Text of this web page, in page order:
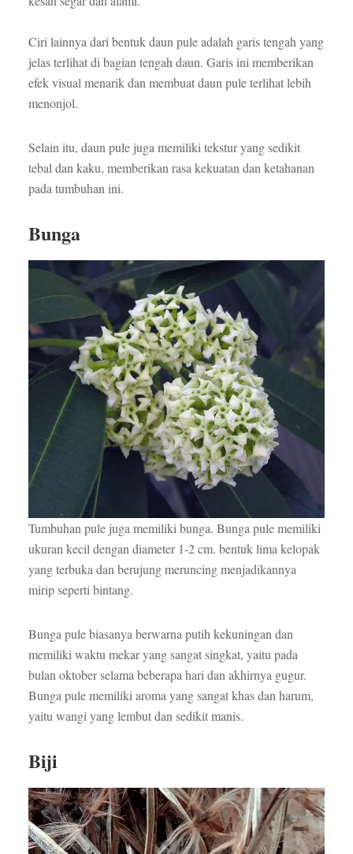
Ciri lainnya dari bentuk daun pule adalah garis tengah yang
jelas terlihat di bagian tengah daun. Garis ini memberikan
efek visual menarik dan membuat daun pule terlihat lebih
menonjol.
Selain itu, daun pule juga memiliki tekstur yang sedikit
tebal dan kaku, memberikan rasa kekuatan dan ketahanan
pada tumbuhan ini.
Bunga
Tumbuhan pule juga memiliki bunga. Bunga pule memiliki
ukuran kecil dengan diameter 1-2 cm. bentuk lima kelopak
yang terbuka dan berujung meruncing menjadikannya
mirip seperti bintang.
Bunga pule biasanya berwarna putih kekuningan dan
memiliki waktu mekar yang sangat singkat, yaitu pada
bulan oktober selama beberapa hari dan akhirnya gugur.
Bunga pule memiliki aroma yang sangat khas dan harum,
yaitu wangi yang lembut dan sedikit manis.
Biji